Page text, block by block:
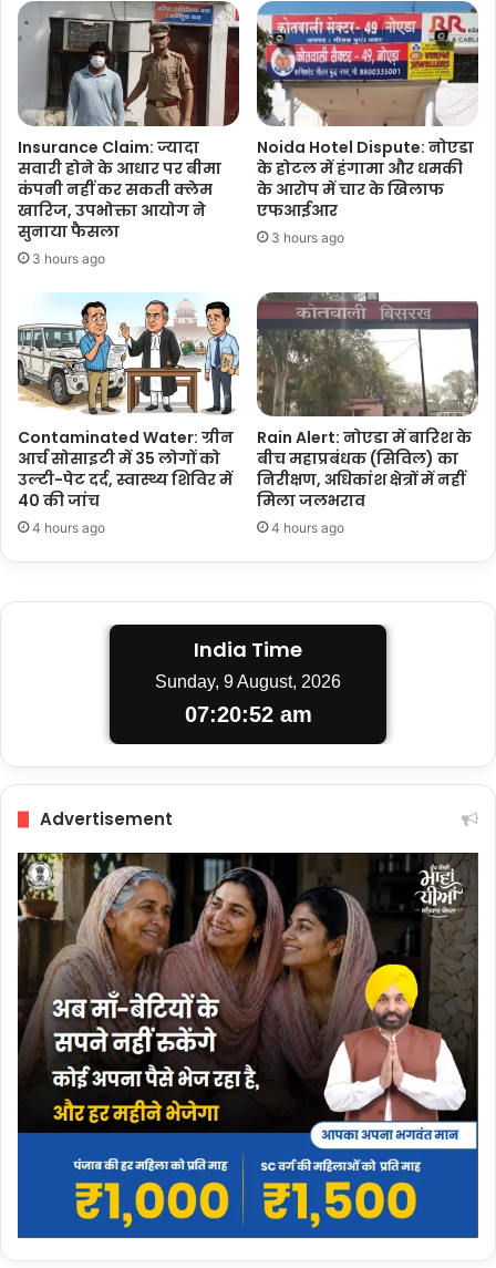
हादसा
टला
Insurance Claim: ज्यादा
सवारी होने के आधार पर बीमा
कंपनी नहीं कर सकती क्लेम
खारिज, उपभोक्ता आयोग ने
सुनाया फैसला
3 hours ago
Noida Hotel Dispute: नोएडा
के होटल में हंगामा और धमकी
के आरोप में चार के खिलाफ
एफआईआर
3 hours ago
Contaminated Water: ग्रीन
आर्च सोसाइटी में 35 लोगों को
उल्टी-पेट दर्द, स्वास्थ्य शिविर में
40 की जांच
4 hours ago
Rain Alert: नोएडा में बारिश के
बीच महाप्रबंधक (सिविल) का
निरीक्षण, अधिकांश क्षेत्रों में नहीं
मिला जलभराव
4 hours ago
India Time
Sunday, 9 August, 2026
07:20:53 am
Advertisement